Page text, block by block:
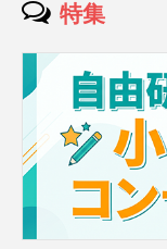
特集